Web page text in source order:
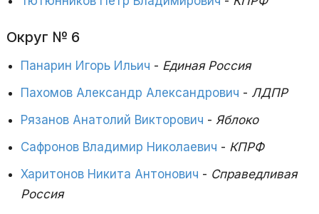
Округ № 6
Панарин Игорь Ильич - Единая Россия
Пахомов Александр Александрович - ЛДПР
Рязанов Анатолий Викторович - Яблоко
Сафронов Владимир Николаевич - КПРФ
Харитонов Никита Антонович - Справедливая
Россия